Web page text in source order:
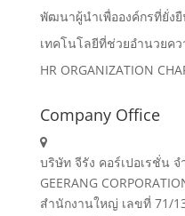
พัฒนาผู้นำเพื่อองค์กรที่ยั่ง
เทคโนโลยีที่ช่วยอำนวยคว
HR ORGANIZATION
Company Office
บริษัท จีรัง คอร์เปอเรชั่น จ
GEERANG
สำนักงานใหญ่ เลขที่ 71/